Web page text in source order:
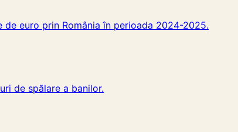
euro prin România în perioada 2024-2025.
de spălare a banilor.